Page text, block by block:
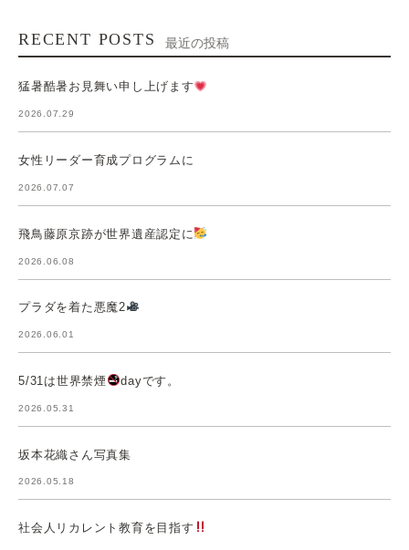
RECENT POSTS 最近の投稿
猛暑酷暑お見舞い申し上げます
2026.07.29
女性リーダー育成プログラムに
2026.07.07
飛鳥藤原京跡が世界遺産認定に
2026.06.08
プラダを着た悪魔2
2026.06.01
5/31は世界禁煙 dayです。
2026.05.31
坂本花織さん写真集
2026.05.18
社会人リカレント教育を目指す